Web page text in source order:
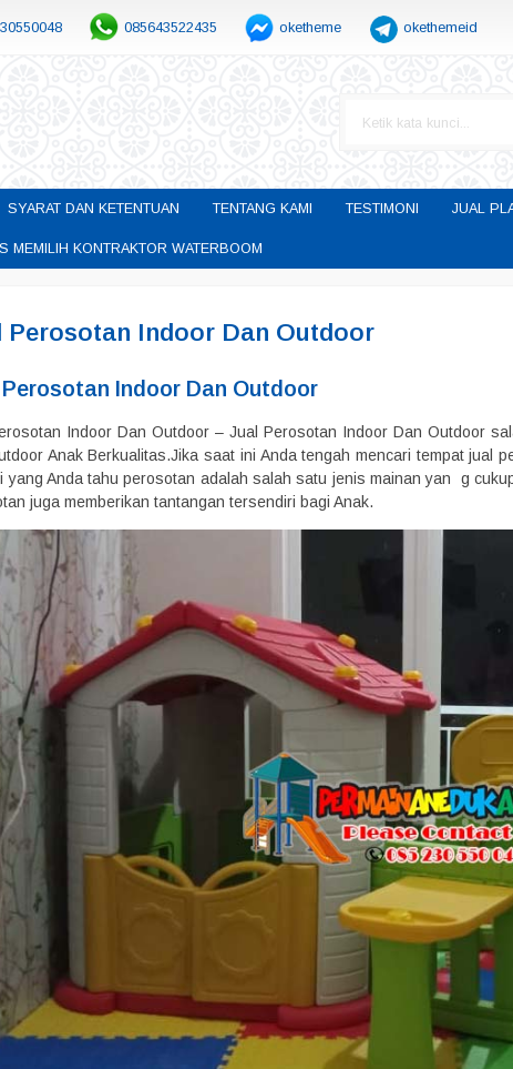
085643522435 oketheme okethemeid
SYARAT DAN KETENTUAN TENTANG KAMI TESTIMONI JUAL
MEMILIH KONTRAKTOR WATERBOOM
Perosotan Indoor Dan Outdoor
Indoor Dan Outdoor
Indoor Dan Outdoor – Jual Perosotan Indoor Dan Outdoor
Anak Berkualitas.Jika saat ini Anda tengah mencari tempat jual
yang Anda tahu perosotan adalah salah satu jenis mainan yan g
juga memberikan tantangan tersendiri bagi Anak.